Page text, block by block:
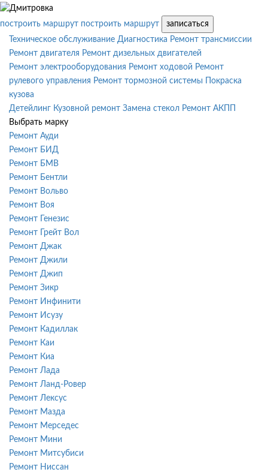
построить маршрут построить маршрут
записаться
Техническое обслуживание Диагностика Ремонт трансмиссии
Ремонт двигателя Ремонт дизельных двигателей
Ремонт электрооборудования Ремонт ходовой Ремонт
рулевого управления Ремонт тормозной системы
Покраска
кузова
Детейлинг Кузовной ремонт Замена стекол Ремонт АКПП
Выбрать марку
Ремонт Ауди
Ремонт БИД
Ремонт БМВ
Ремонт Бентли
Ремонт Вольво
Ремонт Воя
Ремонт Генезис
Ремонт Грейт Вол
Ремонт Джак
Ремонт Джили
Ремонт Джип
Ремонт Зикр
Ремонт Инфинити
Ремонт Исузу
Ремонт Кадиллак
Ремонт Каи
Ремонт Киа
Ремонт Лада
Ремонт Ланд-Ровер
Ремонт Лексус
Ремонт Мазда
Ремонт Мерседес
Ремонт Мини
Ремонт Митсубиси
Ремонт Ниссан